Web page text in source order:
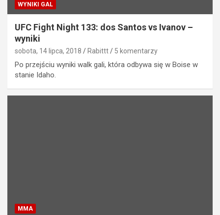
WYNIKI GAL
UFC Fight Night 133: dos Santos vs Ivanov –
wyniki
sobota, 14 lipca, 2018 Rabittt 5 komentarzy
Po przejściu wyniki walk gali, która odbywa się w Boise w
stanie Idaho.
MMA